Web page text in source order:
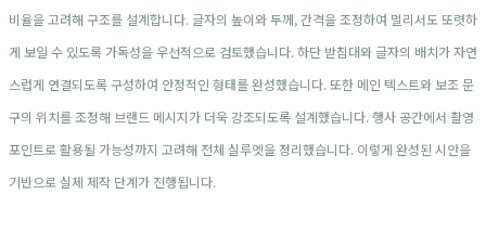
비율을 고려해 구조를 설계합니다. 글자의 높이와 두께, 간격을 조정하여 멀리서도 또렷하
게 보일 수 있도록 가독성을 우선적으로 검토했습니다. 하단 받침대와 글자의 배치가 자연
스럽게 연결되도록 구성하여 안정적인 형태를 완성했습니다. 또한 메인 텍스트와 보조 문
구의 위치를 조정해 브랜드 메시지가 더욱 강조되도록 설계했습니다. 행사 공간에서 촬영
포인트로 활용될 가능성까지 고려해 전체 실루엣을 정리했습니다. 이렇게 완성된 시안을
기반으로 실제 제작 단계가 진행됩니다.